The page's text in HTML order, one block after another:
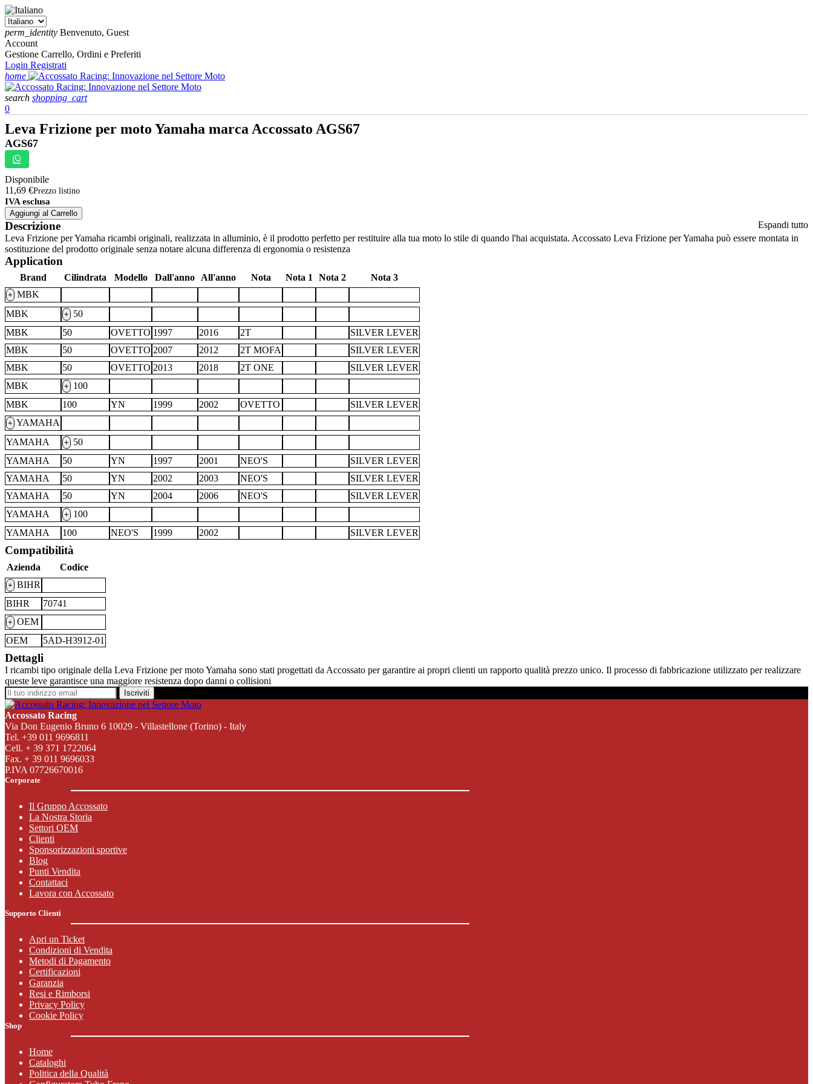
perm_identity Benvenuto, Guest
Account
Gestione Carrello, Ordini e Preferiti
Login Registrati
home
search shopping_cart
0
Leva Frizione per moto Yamaha marca Accossato AGS67
AGS67
Disponibile
11,69 €Prezzo listino
IVA esclusa
Aggiungi al Carrello
Espandi tutto
Descrizione
Leva Frizione per Yamaha ricambi originali, realizzata in alluminio, è il prodotto perfetto per restituire alla tua moto lo stile di quando l'hai acquistata. Accossato Leva Frizione per Yamaha può essere montata in
sostituzione del prodotto originale senza notare alcuna differenza di ergonomia o resistenza
Application
Brand Cilindrata Modello Dall'anno All'anno Nota Nota 1 Nota 2 Nota 3
+ MBK
MBK
+ 50
MBK
50 OVETTO 1997 2016 2T
SILVER LEVER
MBK
50 OVETTO 2007 2012 2T MOFA
SILVER LEVER
MBK
50 OVETTO 2013 2018 2T ONE
SILVER LEVER
MBK
+ 100
MBK
100 YN 1999 2002 OVETTO SILVER LEVER
+ YAMAHA
YAMAHA
+ 50
YAMAHA
50 YN 1997 2001 NEO'S
SILVER LEVER
YAMAHA
50 YN 2002 2003 NEO'S
SILVER LEVER
YAMAHA
50 YN 2004 2006 NEO'S
SILVER LEVER
YAMAHA
+ 100
YAMAHA
100 NEO'S 1999 2002 SILVER LEVER
Compatibilità
Azienda Codice
+ BIHR
BIHR
70741
+ OEM
OEM
5AD-H3912-01
Dettagli
I ricambi tipo originale della Leva Frizione per moto Yamaha sono stati progettati da Accossato per garantire ai propri clienti un rapporto qualità prezzo unico. Il processo di fabbricazione utilizzato per realizzare
queste leve garantisce una maggiore resistenza dopo danni o collisioni
Iscriviti
Accossato Racing
Via Don Eugenio Bruno 6 10029 - Villastellone (Torino) - Italy
Tel. +39 011 9696811
Cell. + 39 371 1722064
Fax. + 39 011 9696033
P.IVA 07726670016
Corporate
Il Gruppo Accossato
La Nostra Storia
Settori OEM
Clienti
Sponsorizzazioni sportive
Blog
Punti Vendita
Contattaci
Lavora con Accossato
Supporto Clienti
Apri un Ticket
Condizioni di Vendita
Metodi di Pagamento
Certificazioni
Garanzia
Resi e Rimborsi
Privacy Policy
Cookie Policy
Shop
Home
Cataloghi
Politica della Qualità